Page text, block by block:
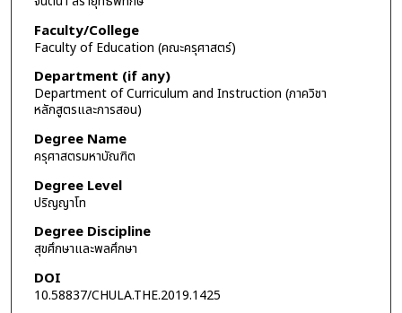
Faculty/College
Faculty of Education (คณะครุศาสตร์)
Department (if any)
Department of Curriculum and Instruction (ภาควิชา
หลักสูตรและการสอน)
Degree Name
ครุศาสตรมหาบัณฑิต
Degree Level
ปริญญาโท
Degree Discipline
สุขศึกษาและพลศึกษา
DOI
10.58837/CHULA.THE.2019.1425